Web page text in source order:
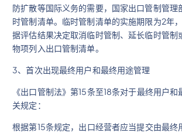
防扩散等国际义务的需要，国家出口管制管理
时管制清单。临时管制清单的实施期限为2年
据评估结果决定取消临时管制、延长临时管制
物项列入出口管制清单。
3、首次出现最终用户和最终用途管理
《出口管制法》第15条至18条对于最终用户和
关规定：
根据第15条规定，出口经营者应当提交由最终